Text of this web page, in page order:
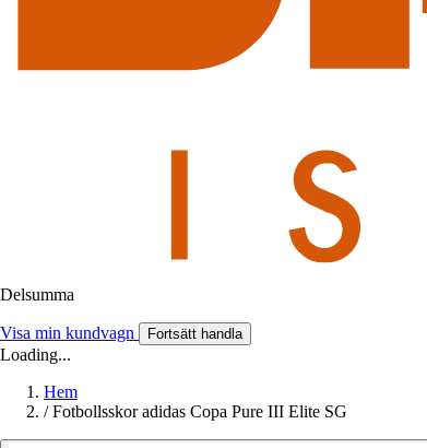
Delsumma
Visa min kundvagn Fortsätt handla
Loading...
Hem
/ Fotbollsskor adidas Copa Pure III Elite SG